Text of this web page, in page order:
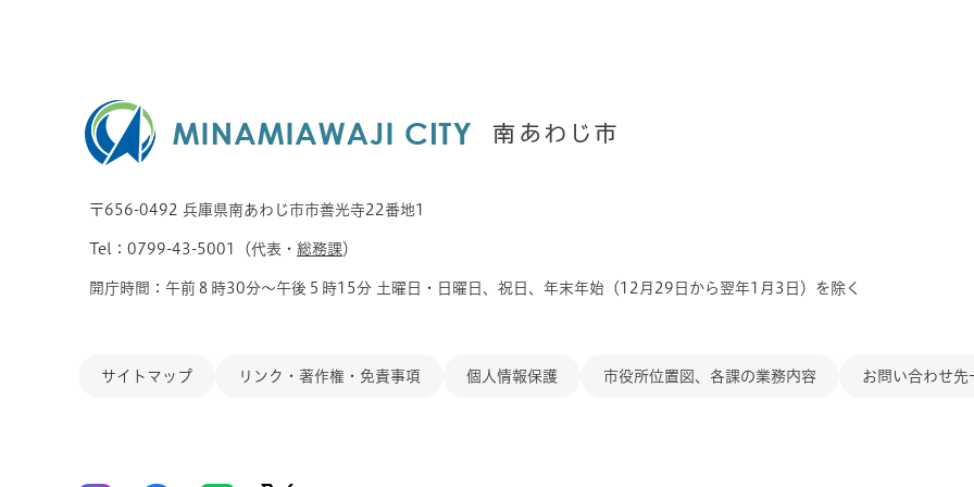
〒656-0492 兵庫県南あわじ市市善光寺22番地1
Tel：0799-43-5001（代表・ 総務課）
開庁時間：午前８時30分～午後５時15分 土曜日・日曜日、祝日、年末年始（12月29日から翌年1月3日）を除く
サイトマップ リンク・著作権・免責事項 個人情報保護 市役所位置図、各課の業務内容 お問い合わせ先